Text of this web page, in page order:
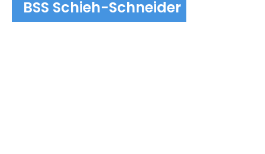
BSS Schieh-Schneider